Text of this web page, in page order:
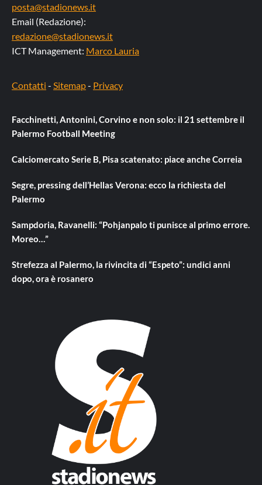
posta@stadionews.it
Email (Redazione):
redazione@stadionews.it
ICT Management: Marco Lauria
Contatti - Sitemap- Privacy
Facchinetti, Antonini, Corvino e non solo: il 21 settembre il
Palermo Football Meeting
Calciomercato Serie B, Pisa scatenato: piace anche Correia
Segre, pressing dell’Hellas Verona: ecco la richiesta del
Palermo
Sampdoria, Ravanelli: “Pohjanpalo ti punisce al primo errore.
Moreo…”
Strefezza al Palermo, la rivincita di “Espeto”: undici anni
dopo, ora è rosanero